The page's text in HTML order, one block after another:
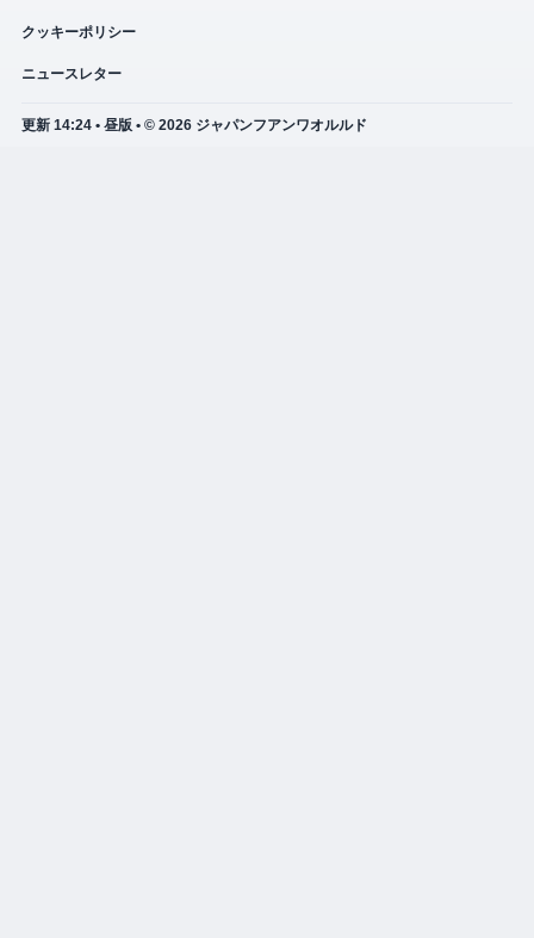
クッキーポリシー
ニュースレター
更新 14:24 • 昼版 • © 2026 ジャパンフアンワオルルド